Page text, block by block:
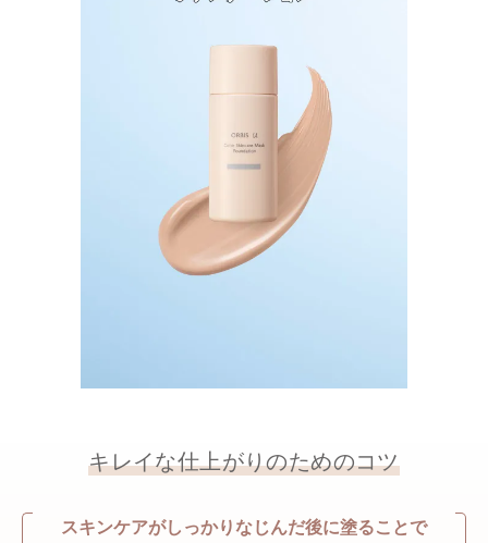
キレイな仕上がりのためのコツ
スキンケアがしっかりなじんだ後に塗ることで